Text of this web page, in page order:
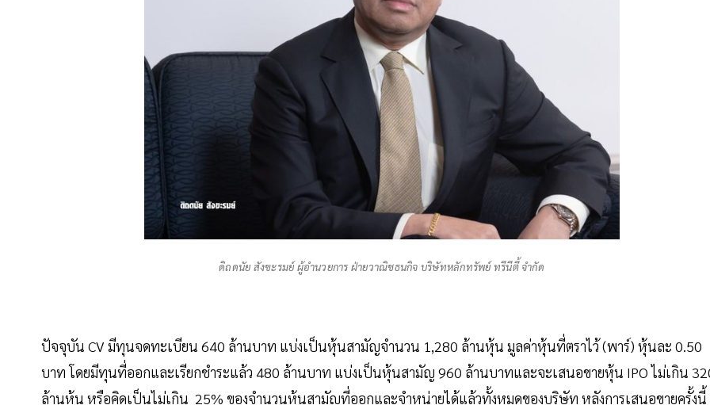
ดิถดนัย สังขะรมย์ ผู้อำนวยการ ฝ่ายวาณิชธนกิจ บริษัทหลักทรัพย์ ทรีนีตี้ จำกัด
ปัจจุบัน CV มีทุนจดทะเบียน 640 ล้านบาท แบ่งเป็นหุ้นสามัญจำนวน 1,280 ล้านหุ้น มูลค่าหุ้นที่ตราไว้ (พาร์) หุ้นละ 0.50
บาท โดยมีทุนที่ออกและเรียกชำระแล้ว 480 ล้านบาท แบ่งเป็นหุ้นสามัญ 960 ล้านบาทและจะเสนอขายหุ้น IPO ไม่เกิน
ล้านหุ้น หรือคิดเป็นไม่เกิน 25% ของจำนวนหุ้นสามัญที่ออกและจำหน่ายได้แล้วทั้งหมดของบริษัท หลังการเสนอขายครั้งนี้